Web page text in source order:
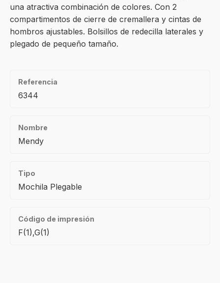
una atractiva combinación de colores. Con 2
compartimentos de cierre de cremallera y cintas de
hombros ajustables. Bolsillos de redecilla laterales y
plegado de pequeño tamaño.
Referencia
6344
Nombre
Mendy
Tipo
Mochila Plegable
Código de impresión
F(1),G(1)